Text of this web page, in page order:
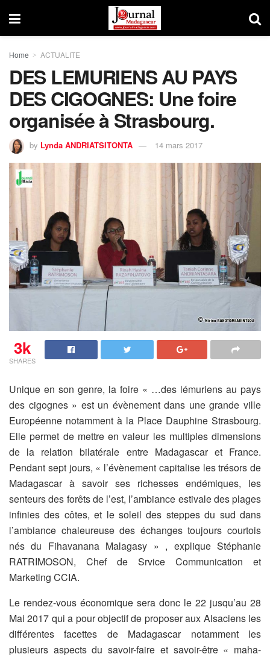
Home ACTUALITE
DES LEMURIENS AU PAYS
DES CIGOGNES: Une foire
organisée à Strasbourg.
by Lynda ANDRIATSITONTA 14 mars 2017
3k
SHARES
Unique en son genre, la foire « …des lémuriens au pays
des cigognes » est un évènement dans une grande ville
Européenne notamment à la Place Dauphine Strasbourg.
Elle permet de mettre en valeur les multiples dimensions
de la relation bilatérale entre Madagascar et France.
Pendant sept jours, « l’évènement capitalise les trésors de
Madagascar à savoir ses richesses endémiques, les
senteurs des forêts de l’est, l’ambiance estivale des plages
infinies des côtes, et le soleil des steppes du sud dans
l’ambiance chaleureuse des échanges toujours courtois
nés du Fihavanana Malagasy » , explique Stéphanie
RATRIMOSON, Chef de Srvice Communication et
Marketing CCIA.
Le rendez-vous économique sera donc le 22 jusqu’au 28
Mai 2017 qui a pour objectif de proposer aux Alsaciens les
différentes facettes de Madagascar notamment les
plusieurs aspects du savoir-faire et savoir-être « maha-